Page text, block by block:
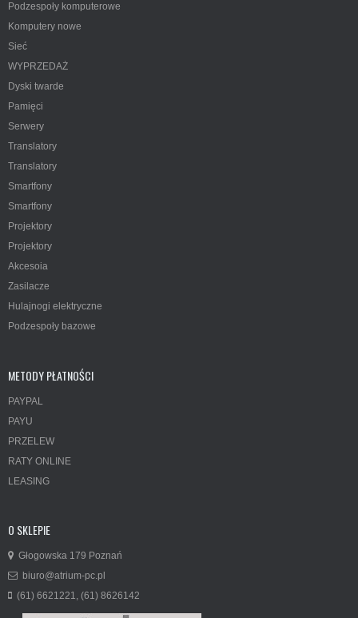
Podzespoły komputerowe
Komputery nowe
Sieć
WYPRZEDAŻ
Dyski twarde
Pamięci
Serwery
Translatory
Translatory
Smartfony
Smartfony
Projektory
Projektory
Akcesoia
Zasilacze
Hulajnogi elektryczne
Podzespoły bazowe
METODY PŁATNOŚCI
PAYPAL
PAYU
PRZELEW
RATY ONLINE
LEASING
O SKLEPIE
Głogowska 179 Poznań
biuro@atrium-pc.pl
(61) 6621221, (61) 8626142